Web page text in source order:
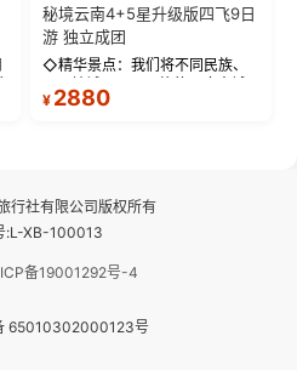
行社有限公司版权所有
:L-XB-100013
备19001292号-4